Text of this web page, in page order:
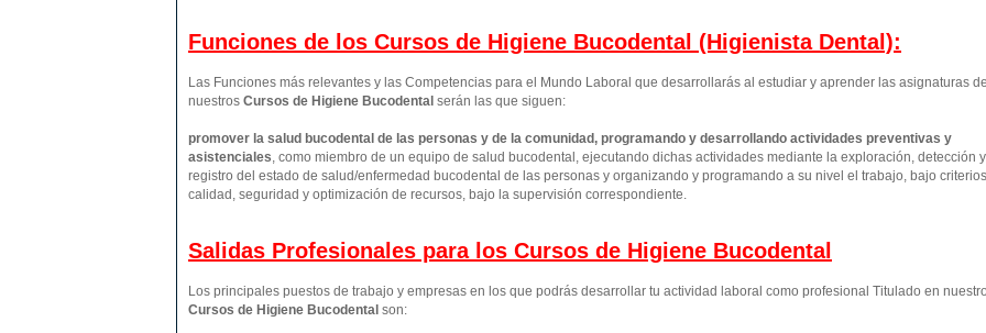
Funciones de los Cursos de Higiene Bucodental (Higienista Dental):
Las Funciones más relevantes y las Competencias para el Mundo Laboral que desarrollarás al estudiar y aprender las asignaturas de
nuestros Cursos de Higiene Bucodental serán las que siguen:
promover la salud bucodental de las personas y de la comunidad, programando y desarrollando actividades preventivas y
asistenciales , como miembro de un equipo de salud bucodental, ejecutando dichas actividades mediante la exploración, detección y
registro del estado de salud/enfermedad bucodental de las personas y organizando y programando a su nivel el trabajo, bajo
calidad, seguridad y optimización de recursos, bajo la supervisión correspondiente.
Salidas Profesionales para los Cursos de Higiene Bucodental
Los principales puestos de trabajo y empresas en los que podrás desarrollar tu actividad laboral como profesional Titulado en
Cursos de Higiene Bucodental son: